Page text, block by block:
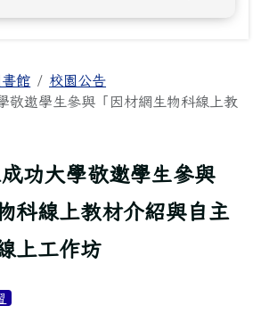
書館
校園公告
敬邀學生參與「因材網生物科線上教
功大學敬邀學生參與
科線上教材介紹與自主
上工作坊